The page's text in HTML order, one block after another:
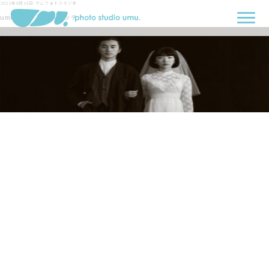
2022年6月18日 ウムフォトスタジオ
umuブログアイキャッチ